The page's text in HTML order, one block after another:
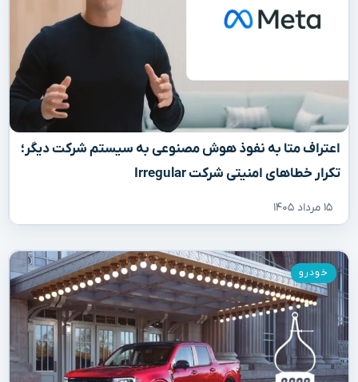
اعتراف متا به نفوذ هوش مصنوعی به سیستم شرکت دیگر؛
تکرار خطاهای امنیتی شرکت Irregular
۱۵ مرداد ۱۴۰۵
خودرو